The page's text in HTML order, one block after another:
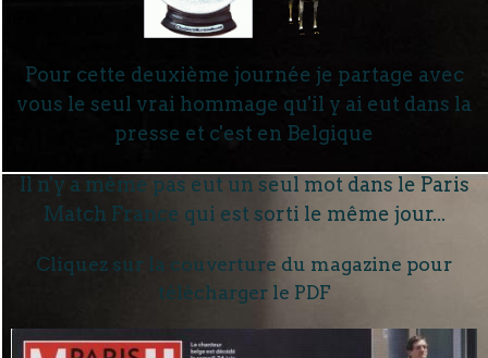
Pour cette deuxième journée je partage avec
vous le seul vrai hommage qu'il y ai eut dans la
presse et c'est en Belgique
Il n'y a même pas eut un seul mot dans le Paris
Match France qui est sorti le même jour...
Cliquez sur la couverture du magazine pour
télécharger le PDF